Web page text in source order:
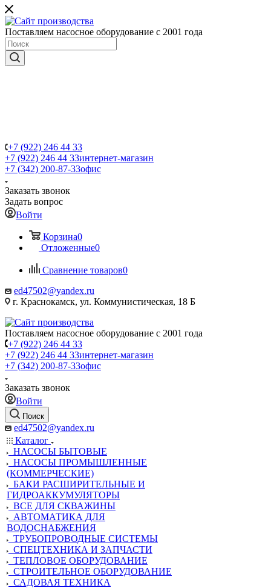
Поставляем насосное оборудование с 2001 года
+7 (922) 246 44 33
+7 (922) 246 44 33интернет-магазин
+7 (342) 200-87-33офис
Заказать звонок
Задать вопрос
Войти
Корзина0
Отложенные0
Сравнение товаров0
ed47502@yandex.ru
г. Краснокамск, ул. Коммунистическая, 18 Б
Поставляем насосное оборудование с 2001 года
+7 (922) 246 44 33
+7 (922) 246 44 33интернет-магазин
+7 (342) 200-87-33офис
Заказать звонок
Войти
Поиск
ed47502@yandex.ru
Каталог
НАСОСЫ БЫТОВЫЕ
НАСОСЫ ПРОМЫШЛЕННЫЕ
(КОММЕРЧЕСКИЕ)
БАКИ РАСШИРИТЕЛЬНЫЕ И
ГИДРОАККУМУЛЯТОРЫ
ВСЕ ДЛЯ СКВАЖИНЫ
АВТОМАТИКА ДЛЯ
ВОДОСНАБЖЕНИЯ
ТРУБОПРОВОДНЫЕ СИСТЕМЫ
СПЕЦТЕХНИКА И ЗАПЧАСТИ
ТЕПЛОВОЕ ОБОРУДОВАНИЕ
СТРОИТЕЛЬНОЕ ОБОРУДОВАНИЕ
САДОВАЯ ТЕХНИКА